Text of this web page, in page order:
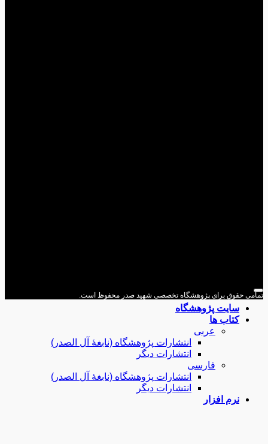
حقوق برای پژوهشگاه تخصصی شهید صدر محفوظ است.
سایت پژوهشگاه
کتاب ها
عربی
انتشارات پژوهشگاه (نابغۀ آل الصدر)
انتشارات دیگر
فارسی
انتشارات پژوهشگاه (نابغۀ آل الصدر)
انتشارات دیگر
نرم افزار